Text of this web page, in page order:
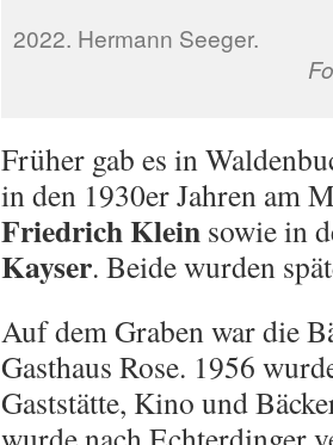
2022.
Früher gab es in
in den 1930er Jahren am
Friedrich Klein sowie in
Kayser. Beide wurden
Auf dem Graben war die
Gasthaus Rose. 1956
Gaststätte, Kino und